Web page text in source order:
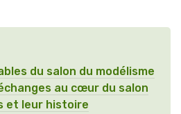
du salon du modélisme
au cœur du salon
et leur histoire